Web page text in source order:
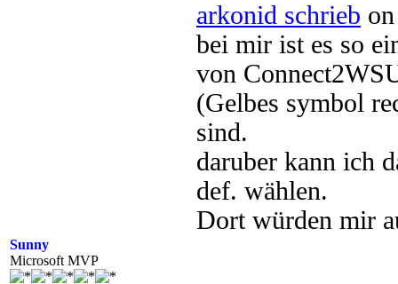
Sunny
Microsoft MVP
arkonid schrieb
bei mir ist es so
von
(Gelbes symbol
sind.
daruber kann ich
def. wählen.
Dort würden mir